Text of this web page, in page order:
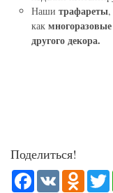
Наши трафареты
как
другого декора.
Поделиться!
Facebook
VK